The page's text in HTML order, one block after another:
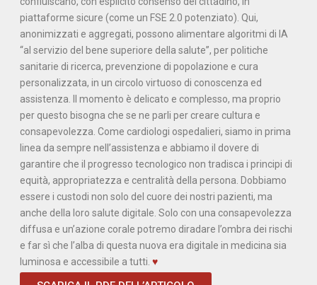
piattaforme sicure (come un FSE 2.0 potenziato). Qui,
anonimizzati e aggregati, possono alimentare algoritmi di IA
“al servizio del bene superiore della salute”, per politiche
sanitarie di ricerca, prevenzione di popolazione e cura
personalizzata, in un circolo virtuoso di conoscenza ed
assistenza. Il momento è delicato e complesso, ma proprio
per questo bisogna che se ne parli per creare cultura e
consapevolezza. Come cardiologi ospedalieri, siamo in prima
linea da sempre nell’assistenza e abbiamo il dovere di
garantire che il progresso tecnologico non tradisca i principi di
equità, appropriatezza e centralità della persona. Dobbiamo
essere i custodi non solo del cuore dei nostri pazienti, ma
anche della loro salute digitale. Solo con una consapevolezza
diffusa e un’azione corale potremo diradare l’ombra dei rischi
e far sì che l’alba di questa nuova era digitale in medicina sia
luminosa e accessibile a tutti. ♥